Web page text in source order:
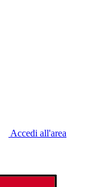
Accedi all'area